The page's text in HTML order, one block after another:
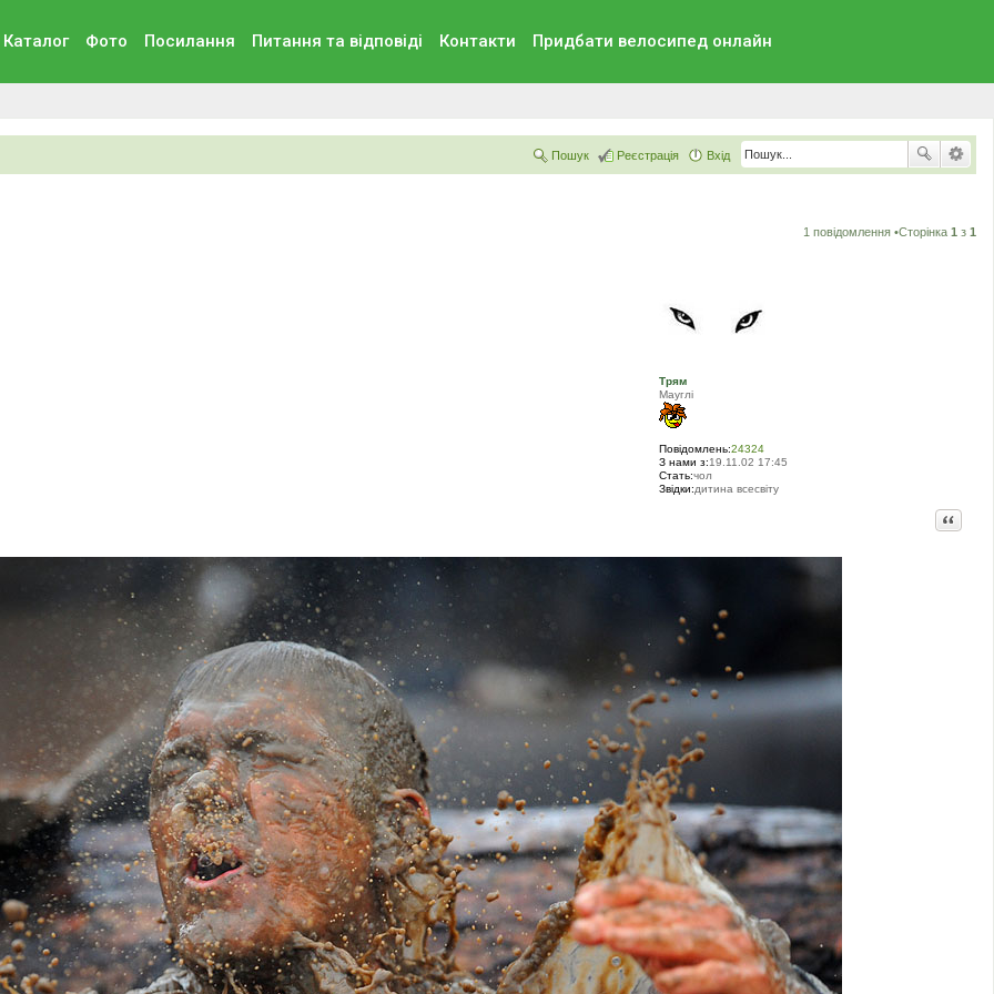
Каталог Фото Посилання Питання та вiдповiдi Контакти Придбати велосипед онлайн
Вхід
Реєстрація
Пошук
1 повідомлення •Сторінка 1 з 1
Трям
Мауглi
Повідомлень:24324
З нами з:19.11.02 17:45
Стать:чол
Звідки:дитина всесвіту
Цитата